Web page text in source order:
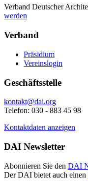
Verband Deutscher
werden
Verband
Präsidium
Vereinslogin
Geschäftsstelle
kontakt@dai.org
Telefon: 030 - 883 45 98
Kontaktdaten anzeigen
DAI Newsletter
Abonnieren Sie den DAI
Der DAI bietet auch einen